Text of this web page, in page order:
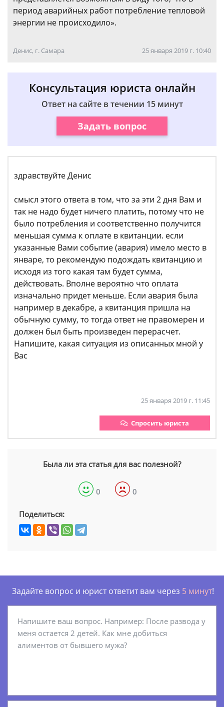
период аварийных работ потребление тепловой
энергии не происходило».
Денис, г. Самара 25 января 2019 г. 10:40
Консультация юриста онлайн
Ответ на сайте в течении 15 минут
Задать вопрос
здравствуйте Денис
смысл этого ответа в том, что за эти 2 дня Вам и
так не надо будет ничего платить, потому что не
было потребления и соответственно получится
меньшая сумма к оплате в квитанции. если
указанные Вами событие (авария) имело место в
январе, то рекомендую подождать квитанцию и
исходя из того какая там будет сумма,
действовать. Вполне вероятно что оплата
изначально придет меньше. Если авария была
например в декабре, а квитанция пришла на
обычную сумму, то тогда ответ не правомерен и
должен был быть произведен перерасчет.
Напишите, какая ситуация из описанных мной у
Вас
25 января 2019 г. 11:45
Спросить юриста
Была ли эта статья для вас полезной?
0 0
Поделиться:
Задайте вопрос и юрист ответит вам через 5 минут!